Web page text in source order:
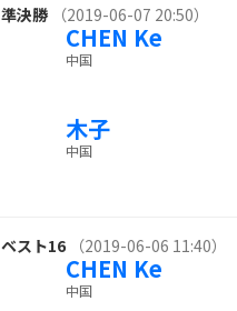
準決勝 （2019-06-07 20:50）
CHEN Ke
中国
木子
中国
ベスト16 （2019-06-06 11:40）
CHEN Ke
中国